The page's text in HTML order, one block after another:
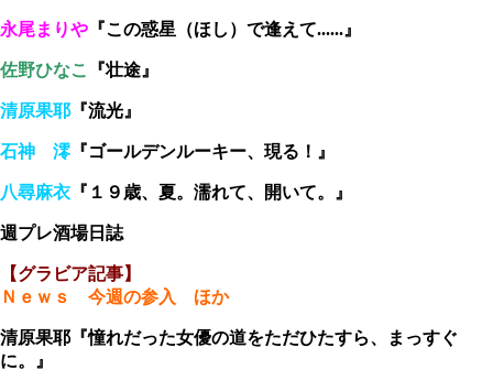
永尾まりや 『この惑星（ほし）で逢えて......』
佐野ひなこ 『壮途』
清原果耶 『流光』
石神 澪 『ゴールデンルーキー、現る！』
八尋麻衣 『１９歳、夏。濡れて、開いて。』
週プレ酒場日誌
【グラビア記事】
Ｎｅｗｓ 今週の参入 ほか
清原果耶『憧れだった女優の道をただひたすら、まっすぐ
に。』